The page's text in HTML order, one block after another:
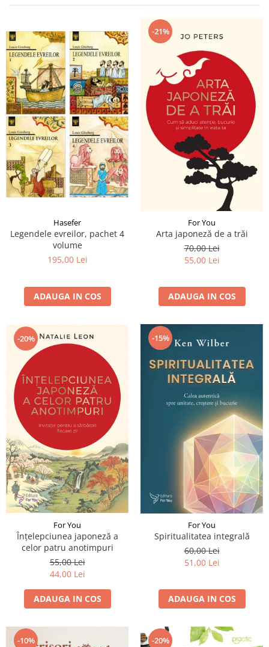
Medicină și Sănătate
Practic. Casă și Grădina
Psihologie
Religie
Spiritualitate
Știință și Tehnologie
Științe Politice
Științe Sociale si Umaniste
Hasefer
Legendele evreilor, pachet 4
volume
195,00 Lei
ADAUGA IN COS
-21%
For You
Arta japoneză de a trăi
70,00 Lei
55,00 Lei
ADAUGA IN COS
-20%
For You
Înțelepciunea japoneză a
celor patru anotimpuri
55,00 Lei
44,00 Lei
ADAUGA IN COS
-15%
For You
Spiritualitatea integrală
60,00 Lei
51,00 Lei
ADAUGA IN COS
-10% -20%